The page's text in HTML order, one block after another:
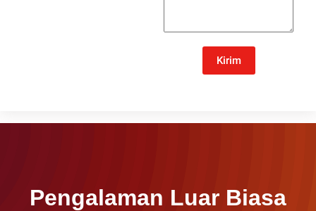
Kirim
Pengalaman Luar Biasa